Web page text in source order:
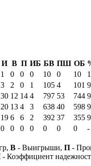
И В П ИБ БВ ПШ ОБ
1 0 0 0 10 0 10
3 2 0 1 105 4 101
30 12 14 4 797 53 744
20 13 4 3 638 40 598
19 6 6 2 392 37 355
0 0 0 0 0 0 0 -
В - Выигрыши, П -
- Коэффициент